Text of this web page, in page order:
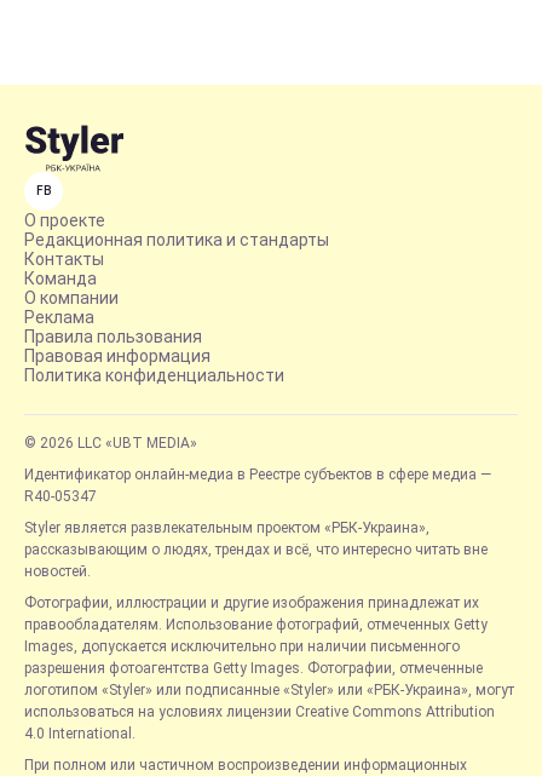
FB
О проекте
Редакционная политика и стандарты
Контакты
Команда
О компании
Реклама
Правила пользования
Правовая информация
Политика конфиденциальности
© 2026 LLC «UBT MEDIA»
Идентификатор онлайн-медиа в Реестре субъектов в сфере медиа —
R40-05347
Styler является развлекательным проектом «РБК-Украина»,
рассказывающим о людях, трендах и всё, что интересно читать вне
новостей.
Фотографии, иллюстрации и другие изображения принадлежат их
правообладателям. Использование фотографий, отмеченных Getty
Images, допускается исключительно при наличии письменного
разрешения фотоагентства Getty Images. Фотографии, отмеченные
логотипом «Styler» или подписанные «Styler» или «РБК-Украина», могут
использоваться на условиях лицензии Creative Commons Attribution
4.0 International.
При полном или частичном воспроизведении информационных